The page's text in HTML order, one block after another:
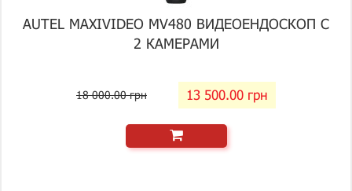
AUTEL MAXIVIDEO MV480 ВИДЕОЕНДОСКОП С
2 КАМЕРАМИ
18 000.00 грн 13 500.00 грн